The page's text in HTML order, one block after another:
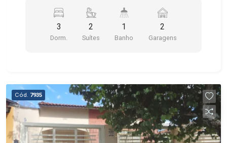
BANHEIRO SOCIAL, QUINTAL E 2 VAGAS DE
GARAGEM COBERTAS.
3
Dorm.
2
Suítes
1
Banho
2
Garagens
Cód. 7935